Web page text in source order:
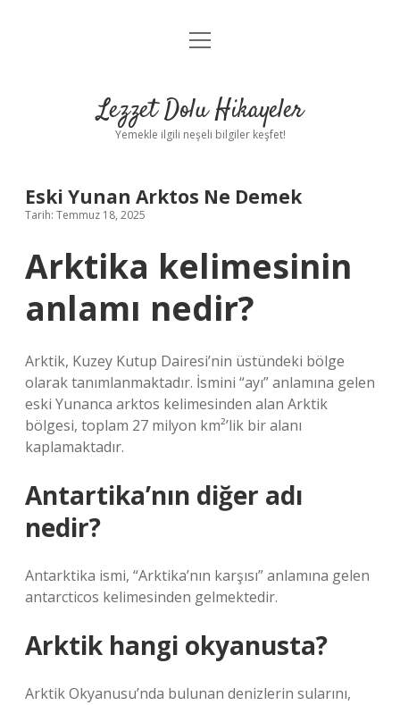
Anasayfa
Yasal Uyarı
menüyü
Lezzet Dolu Hikayeler
Yemekle ilgili neşeli bilgiler keşfet!
Eski Yunan Arktos Ne Demek
Tarih: Temmuz 18, 2025
Arktika kelimesinin
anlamı nedir?
Arktik, Kuzey Kutup Dairesi’nin üstündeki bölge
olarak tanımlanmaktadır. İsmini “ayı” anlamına gelen
eski Yunanca arktos kelimesinden alan Arktik
bölgesi, toplam 27 milyon km²’lik bir alanı
kaplamaktadır.
Antartika’nın diğer adı
nedir?
Antarktika ismi, “Arktika’nın karşısı” anlamına gelen
antarcticos kelimesinden gelmektedir.
Arktik hangi okyanusta?
Arktik Okyanusu’nda bulunan denizlerin sularını,